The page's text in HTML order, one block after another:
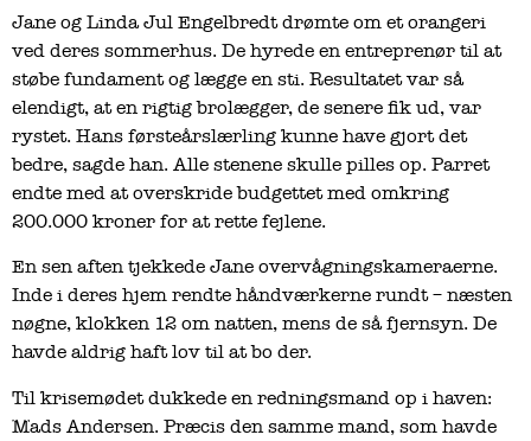
Jane og Linda Jul Engelbredt drømte om et orangeri
ved deres sommerhus. De hyrede en entreprenør til at
støbe fundament og lægge en sti. Resultatet var så
elendigt, at en rigtig brolægger, de senere fik ud, var
rystet. Hans førsteårslærling kunne have gjort det
bedre, sagde han. Alle stenene skulle pilles op. Parret
endte med at overskride budgettet med omkring
200.000 kroner for at rette fejlene.
En sen aften tjekkede Jane overvågningskameraerne.
Inde i deres hjem rendte håndværkerne rundt – næsten
nøgne, klokken 12 om natten, mens de så fjernsyn. De
havde aldrig haft lov til at bo der.
Til krisemødet dukkede en redningsmand op i haven:
Mads Andersen. Præcis den samme mand, som havde